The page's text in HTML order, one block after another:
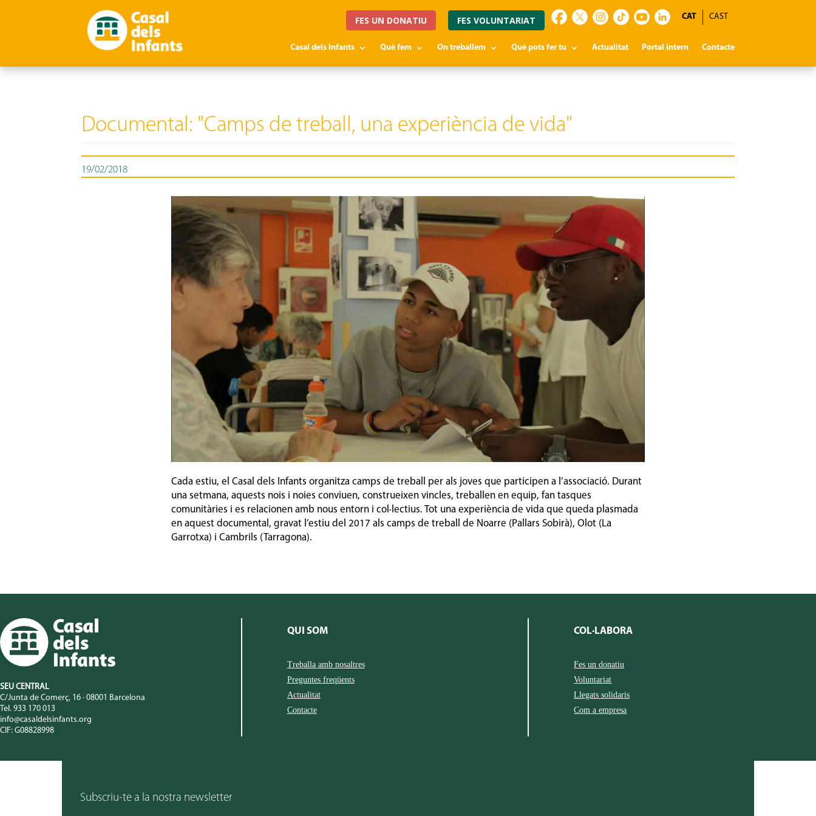
FES UN DONATIU FES VOLUNTARIAT CAST
CAT
Casal dels Infants Què fem On treballem Què pots fer tu Actualitat Portal intern Contacte
Documental: "Camps de treball, una experiència de vida"
19/02/2018
Cada estiu, el Casal dels Infants organitza camps de treball per als joves que participen a l’associació. Durant
una setmana, aquests nois i noies conviuen, construeixen vincles, treballen en equip, fan tasques
comunitàries i es relacionen amb nous entorn i col·lectius. Tot una experiència de vida que queda plasmada
en aquest documental, gravat l’estiu del 2017 als camps de treball de Noarre (Pallars Sobirà), Olot (La
Garrotxa) i Cambrils (Tarragona).
SEU CENTRAL
C/Junta de Comerç, 16 · 08001 Barcelona
Tel. 933 170 013
info@casaldelsinfants.org
CIF: G08828998
QUI SOM
Treballa amb nosaltres
Preguntes freqüents
Actualitat
Contacte
COL·LABORA
Fes un donatiu
Voluntariat
Llegats solidaris
Com a empresa
Subscriu-te a la nostra newsletter